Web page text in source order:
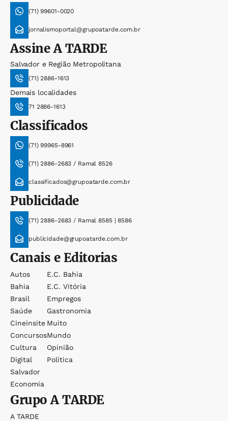
(71) 99601-0020
jornalismoportal@grupoatarde.com.br
AssineA TARDE
Salvador e Região Metropolitana
(71) 2886-1613
Demais localidades
71 2886-1613
Classificados
(71) 99965-8961
(71) 2886-2683 / Ramal 8526
classificados@grupoatarde.com.br
Publicidade
(71) 2886-2683 / Ramal 8585 | 8586
publicidade@grupoatarde.com.br
Canais e Editorias
Autos
Bahia
Brasil
Saúde
Cineinsite
Concursos
Cultura
Digital
Salvador
Economia
E.c. Bahia
E.c. Vitória
Empregos
Gastronomia
Muito
Mundo
Opinião
Política
GrupoA TARDE
A TARDE